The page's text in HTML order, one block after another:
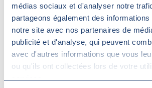
médias sociaux et d'analyser notre
partageons également des
notre site avec nos partenaires de
publicité et d'analyse, qui peuvent
avec d'autres informations que vous
ou qu'ils ont collectées lors de votre
services.
Archive, août 8, 2018
Montreal, August 8, 2018 – Top Aces Inc.
Maintenance Engineer (AME), Jamie
named a 2018 Women in Defence Award
Australian Defence Magazine (ADM) .
in the category “Technical Trade,” she
the award on July...